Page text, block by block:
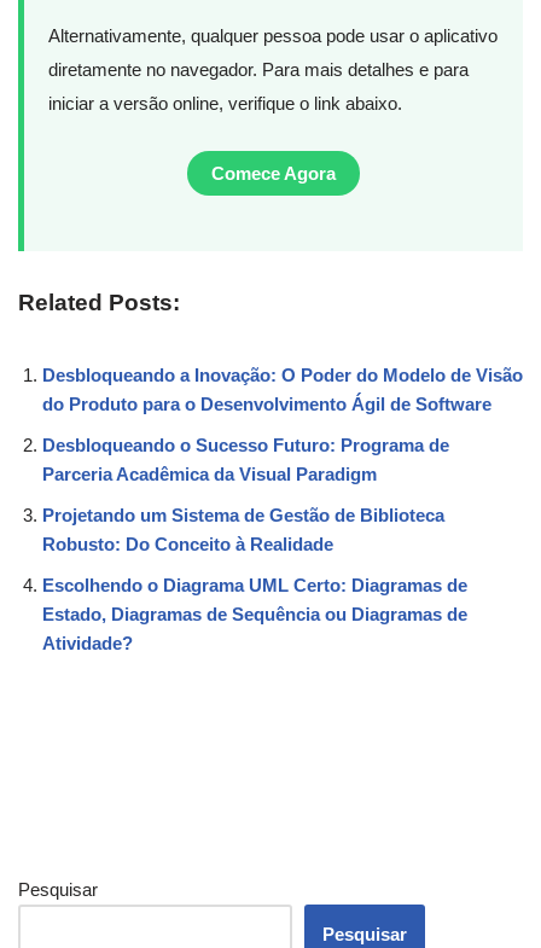
Alternativamente, qualquer pessoa pode usar o aplicativo
diretamente no navegador. Para mais detalhes e para
iniciar a versão online, verifique o link abaixo.
Comece Agora
Related Posts:
Desbloqueando a Inovação: O Poder do Modelo de Visão
do Produto para o Desenvolvimento Ágil de Software
Desbloqueando o Sucesso Futuro: Programa de
Parceria Acadêmica da Visual Paradigm
Projetando um Sistema de Gestão de Biblioteca
Robusto: Do Conceito à Realidade
Escolhendo o Diagrama UML Certo: Diagramas de
Estado, Diagramas de Sequência ou Diagramas de
Atividade?
Pesquisar
Pesquisar